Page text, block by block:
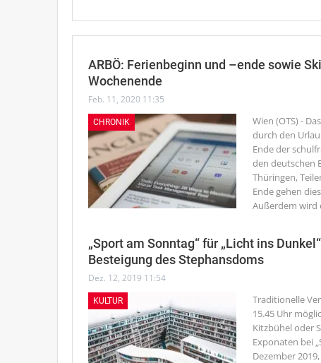
ARBÖ: Ferienbeginn und –ende sowie
Wochenende
Feb. 11, 2020 11:35
CHRONIK
Wien (OTS) -
durch den
Ende der
den deutschen
Thüringen,
Ende gehen
Außerdem wird
„Sport am Sonntag“ für „Licht ins
Besteigung des Stephansdoms
Dez. 12, 2019 11:54
KULTUR
Traditionelle
15.45 Uhr
Kitzbühel oder
Exponaten bei
Dezember